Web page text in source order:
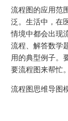
流程图的应用范
泛。生活中，在
情境中都会出现
流程、解答数学
用的典型例子。
要流程图来帮忙。
流程图思维导图